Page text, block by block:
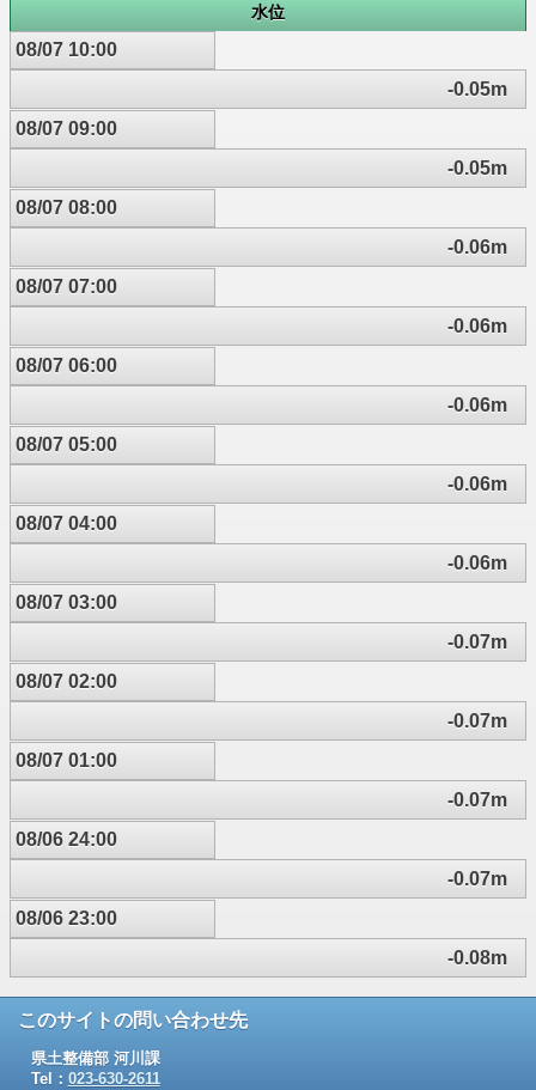
水位
08/07 10:00
-0.05m
08/07 09:00
-0.05m
08/07 08:00
-0.06m
08/07 07:00
-0.06m
08/07 06:00
-0.06m
08/07 05:00
-0.06m
08/07 04:00
-0.06m
08/07 03:00
-0.07m
08/07 02:00
-0.07m
08/07 01:00
-0.07m
08/06 24:00
-0.07m
08/06 23:00
-0.08m
このサイトの問い合わせ先
県土整備部 河川課
Tel： 023-630-2611